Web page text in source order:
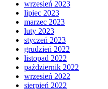
wrzesień 2023
lipiec 2023
marzec 2023
luty 2023
styczeń 2023
grudzień 2022
listopad 2022
październik 2022
wrzesień 2022
sierpień 2022